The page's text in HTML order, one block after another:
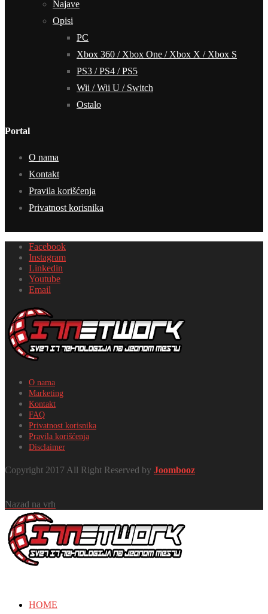
Najave
Opisi
PC
Xbox 360 / Xbox One / Xbox X / Xbox S
PS3 / PS4 / PS5
Wii / Wii U / Switch
Ostalo
Portal
O nama
Kontakt
Pravila korišćenja
Privatnost korisnika
Facebook
Instagram
Linkedin
Youtube
Email
O nama
Marketing
Kontakt
FAQ
Privatnost korisnika
Pravila korišćenja
Disclaimer
Copyright 2017 All Right Reserved by Joombooz
Nazad na vrh
HOME